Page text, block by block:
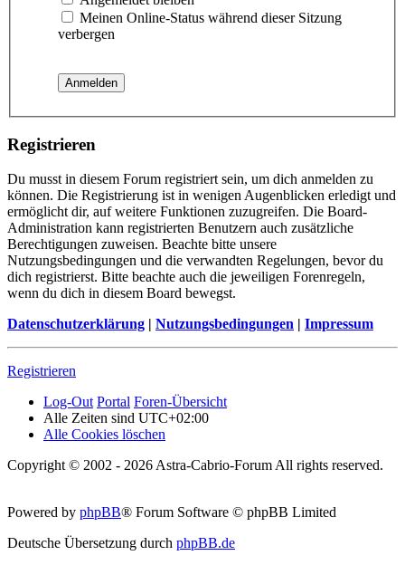
Meinen Online-Status während dieser Sitzung
verbergen
Registrieren
Du musst in diesem Forum registriert sein, um dich anmelden zu
können. Die Registrierung ist in wenigen Augenblicken erledigt und
ermöglicht dir, auf weitere Funktionen zuzugreifen. Die Board-
Administration kann registrierten Benutzern auch zusätzliche
Berechtigungen zuweisen. Beachte bitte unsere
Nutzungsbedingungen und die verwandten Regelungen, bevor du
dich registrierst. Bitte beachte auch die jeweiligen Forenregeln,
wenn du dich in diesem Board bewegst.
Datenschutzerklärung | Nutzungsbedingungen | Impressum
Registrieren
Log-Out Portal Foren-Übersicht
Alle Zeiten sind UTC+02:00
Alle Cookies löschen
Copyright © 2002 - 2026 Astra-Cabrio-Forum All rights reserved.
Powered by phpBB® Forum Software © phpBB Limited
Deutsche Übersetzung durch phpBB.de